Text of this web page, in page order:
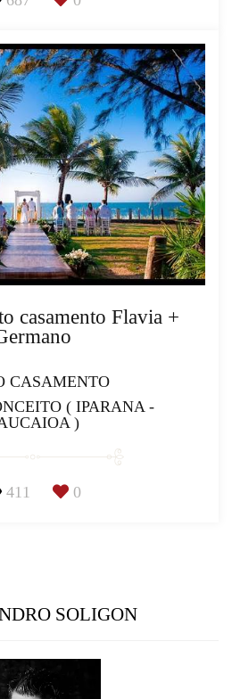
casamento Flavia +
CASAMENTO
( IPARANA -
)
411 0
SOLIGON